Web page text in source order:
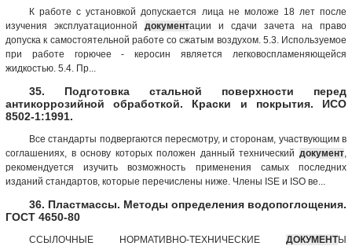
К работе с установкой допускается лица не моложе 18 лет после
изучения эксплуатационной документации и сдачи зачета на право
допуска к самостоятельной работе со сжатым воздухом. 5.3. Используемое
при работе горючее - керосин является легковоспламеняющейся
жидкостью. 5.4. Пр...
35. Подготовка стальной поверхности перед
антикоррозийной обработкой. Краски и покрытия. ИСО
8502-1:1991.
Все стандарты подвергаются пересмотру, и сторонам, участвующим в
соглашениях, в основу которых положен данный технический документ
рекомендуется изучить возможность применения самых последних
изданий стандартов, которые перечислены ниже. Члены ISE и ISO ве...
36. Пластмассы. Методы определения водопоглощения.
ГОСТ 4650-80
ССЫЛОЧНЫЕ НОРМАТИВНО-ТЕХНИЧЕСКИЕ ДОКУМЕНТЫ